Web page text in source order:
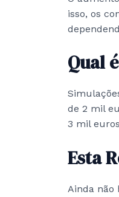
isso, os
Qual
de 2 mil
3 mil
Esta
Ainda não